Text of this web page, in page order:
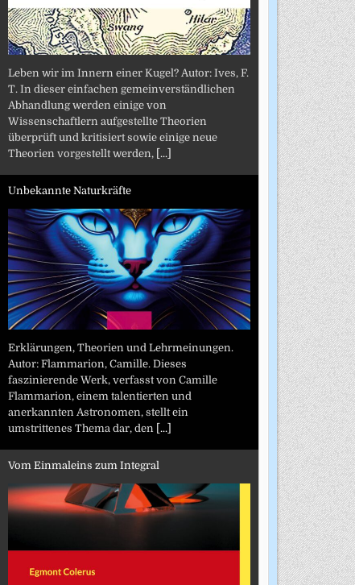
Leben wir im Innern einer Kugel? Autor: Ives, F.
T. In dieser einfachen gemeinverständlichen
Abhandlung werden einige von
Wissenschaftlern aufgestellte Theorien
überprüft und kritisiert sowie einige neue
Theorien vorgestellt werden, [...]
Unbekannte Naturkräfte
Erklärungen, Theorien und Lehrmeinungen.
Autor: Flammarion, Camille. Dieses
faszinierende Werk, verfasst von Camille
Flammarion, einem talentierten und
anerkannten Astronomen, stellt ein
umstrittenes Thema dar, den [...]
Vom Einmaleins zum Integral